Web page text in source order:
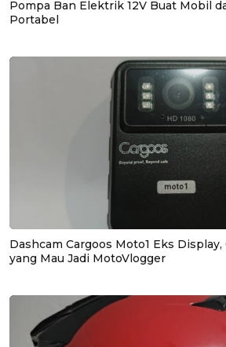
Pompa Ban Elektrik 12V Buat Mobil
Portabel
Dashcam Cargoos Moto1 Eks
yang Mau Jadi MotoVlogger